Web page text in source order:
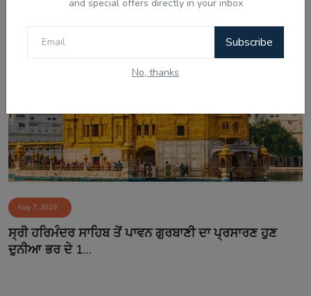
and special offers directly in your inbox
Subscribe
No, thanks
ਸੀਬੀਆਈ ਜਾਂਚ ਵਿੱਚ...
Aug 7, 2026
ਸ੍ਰੀ ਹਰਿਮੰਦਰ ਸਾਹਿਬ ਤੋਂ ਪਾਵਨ ਗੁਰਬਾਣੀ ਦਾ ਪ੍ਰਸਾਰਣ ਹੁਣ
ਦੁਨੀਆ ਭਰ ਦੇ 1...